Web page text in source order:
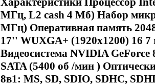
МГц, L2 cash 4 Мб) Набор
МГц) Оперативная память
17'' WUXGA+ (1920х1200) 16
Видеосистема NVIDIA
SATA (5400 об /мин )
8в1: MS, SD, SDIO, SDHC,